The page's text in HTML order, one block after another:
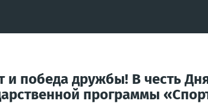
победа дружбы! В честь
программы